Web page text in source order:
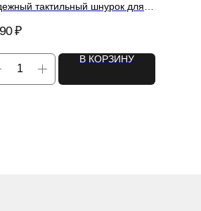
тактильный шнурок для
₽
В КОРЗИНУ